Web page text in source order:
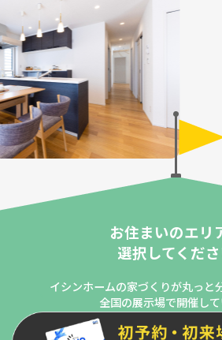
お住まいのエリ
選択してくだ
イシンホームの家づくりが丸っと
全国の展示場で開催し